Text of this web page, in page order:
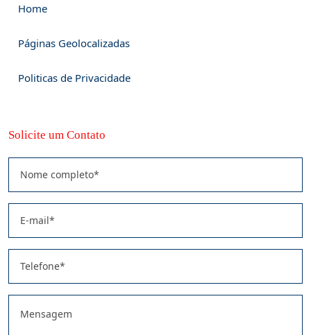
Home
Páginas Geolocalizadas
Politicas de Privacidade
Solicite um Contato